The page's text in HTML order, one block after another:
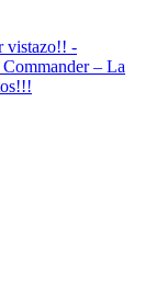
vistazo!! -
– La